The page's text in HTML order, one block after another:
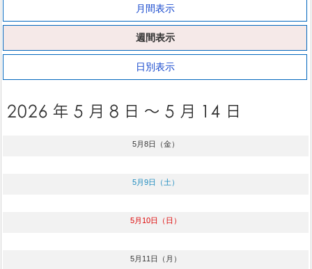
月間表示
週間表示
日別表示
5月8日（金）
5月9日（土）
5月10日（日）
5月11日（月）